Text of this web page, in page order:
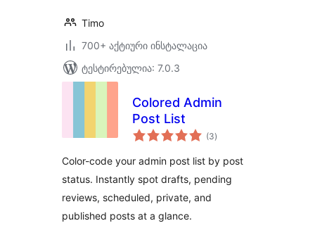
Timo
700+ აქტიური ინსტალაცია
ტესტირებულია: 7.0.3
Colored Admin
Post List
(3საერთო
რეიტინგი
)
Color-code your admin post list by post
status. Instantly spot drafts, pending
reviews, scheduled, private, and
published posts at a glance.